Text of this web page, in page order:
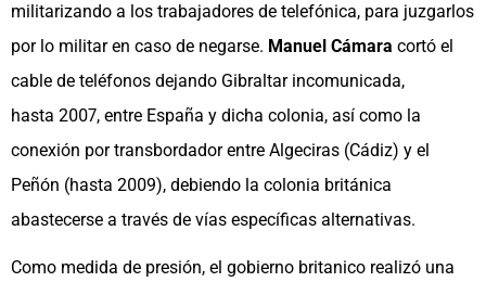
militarizando a los trabajadores de telefónica, para juzgarlos
por lo militar en caso de negarse. Manuel Cámara cortó el
cable de teléfonos dejando Gibraltar incomunicada,
hasta 2007, entre España y dicha colonia, así como la
conexión por transbordador entre Algeciras (Cádiz) y el
Peñón (hasta 2009), debiendo la colonia británica
abastecerse a través de vías específicas alternativas.​
Como medida de presión, el gobierno britanico realizó una